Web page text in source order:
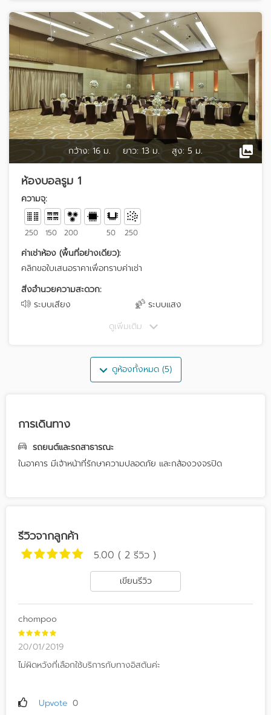
กว้าง: 16 ม. ยาว: 13 ม. สูง: 5 ม.
ห้องบอลรูม 1
ความจุ:
250 150 200 50 250
ค่าเช่าห้อง (พื้นที่อย่างเดียว):
คลิกขอใบเสนอราคาเพื่อทราบค่าเช่า
สิ่งอำนวยความสะดวก:
ระบบเสียง
ระบบแสง
ดูเพิ่มเติม
ดูห้องทั้งหมด (5)
การเดินทาง
รถยนต์และรถสาธารณะ
ในอาคาร มีเจ้าหน้าที่รักษาความปลอดภัย และกล้องวงจรปิด
รีวิวจากลูกค้า
5.00 ( 2 รีวิว )
เขียนรีวิว
chompoo
20/01/2019
ไม่ผิดหวังที่เลือกใช้บริการกับทางอิสตันค่ะ
Upvote 0